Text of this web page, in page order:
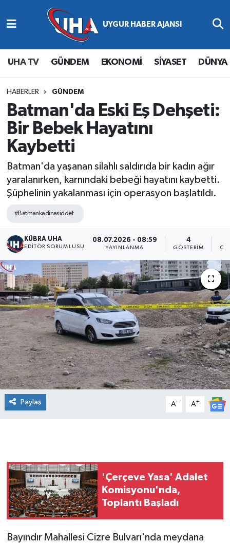
UHA TV GÜNDEM EKONOMİ SİYASET DÜNYA
HABERLER GÜNDEM
Batman'da Eski Eş Dehşeti:
Bir Bebek Hayatını
Kaybetti
Batman'da yaşanan silahlı saldırıda bir kadın ağır
yaralanırken, karnındaki bebeği hayatını kaybetti.
Şüphelinin yakalanması için operasyon başlatıldı.
#Batmankadinasiddet
KÜBRA UHA
EDİTÖR SORUMLUSU
08.07.2026 - 08:59
YAYINLANMA
4
GÖSTERIM
Paylaş A- A+
'Çerçeve Yasa' Adalet
Komisyonu'nda,
Toplantı Başladı
Bayındır Mahallesi Cizre Bulvarı'nda meydana
Abone Ol
Gündem
Ekonomi
Magazin
Siyaset
Spor
Yaşam
Nöbetçi Eczaneler
Hava Durumu
Namaz Vakitleri
Trafik Durumu
Süper Lig Puan Durumu ve Fikstür
Tüm Manşetler
Son Dakika Haberleri